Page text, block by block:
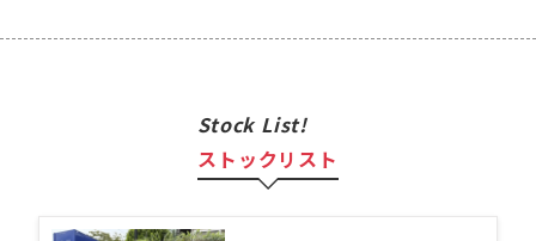
Stock List!
ストックリスト